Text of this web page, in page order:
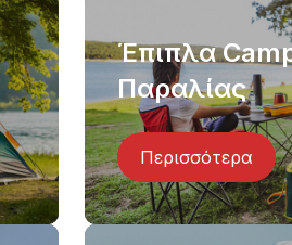
Έπιπλα
Παραλίας
Περισσότερα